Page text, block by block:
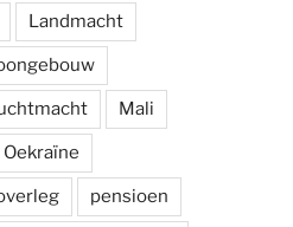
Landmacht
Mali
Oekraïne
pensioen